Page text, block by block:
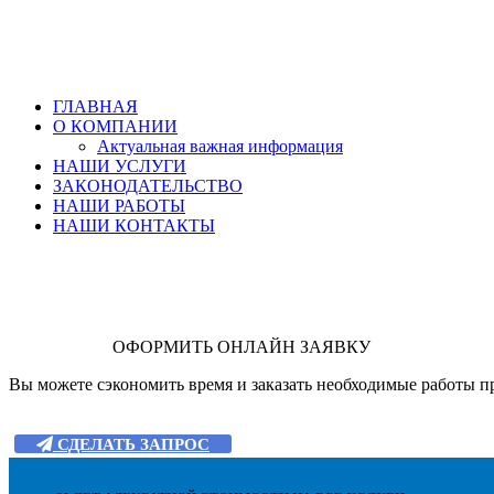
ГЛАВНАЯ
О КОМПАНИИ
Актуальная важная информация
НАШИ УСЛУГИ
ЗАКОНОДАТЕЛЬСТВО
НАШИ РАБОТЫ
НАШИ КОНТАКТЫ
ОФОРМИТЬ ОНЛАЙН ЗАЯВКУ
Вы можете сэкономить время и заказать необходимые работы
СДЕЛАТЬ ЗАПРОС